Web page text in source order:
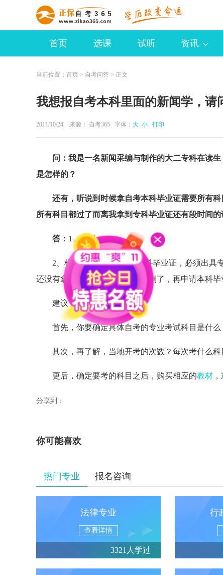
首页 选课 试听 资讯
当前位置： 首页 > 自考问答 > 正文
我想报自考本科里面的新闻学，请
2011/10/24 来源： 自考365 字体： 大 小 打印
问：我是一名新闻采编与制作的大二专科在读
是怎样的？
还有，听说到时候拿自考本科毕业证需要所有科
所有科目都过了而离我拿到专科毕业证还有段时间的
答： 1、可以。
2、根据规定，申请自考本科毕业证，必须出具
还没有拿到，那么，你只能等拿到了，再申请本科
建议：
首先，你要确定具体自考的专业考试科目是什么
其次，再了解，当地开考的次数？每次考什么科
更后，确定要考的科目之后，购买相应的教材
分享到：
你可能喜欢
热门专业 报名咨询
法律专业
查看详情
3321人学过
行